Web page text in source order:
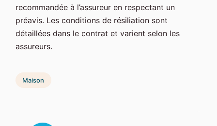
recommandée à l’assureur en respectant un
préavis. Les conditions de résiliation sont
détaillées dans le contrat et varient selon les
assureurs.
Maison